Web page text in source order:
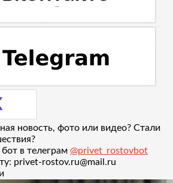
новость, фото или видео? Стали
в телеграм @privet_rostovbot
privet-rostov.ru@mail.ru